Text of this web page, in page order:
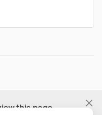
this page